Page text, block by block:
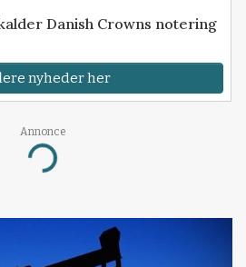
Danish Crowns notering
nyheder her
Annonce
Loading...